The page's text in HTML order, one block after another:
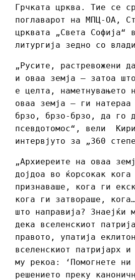
Грчката црква. Тие се
поглаварот на МПЦ-ОА,
црквата „Света Софија“
литургија зедно со
„Русите, растревожени
и оваа земја – затоа
е целта, наметнувањето
оваа земја – ги
брзо, брзо-брзо, да го
псевдотомос“, вели
интервјуто за „360
„Архиереите на оваа
дојдоа во ќорсокак
признаваше, кога ги
кога ги затвораше,
што направија? Знаејќи
дека вселенскиот
правото, упатија
вселенскиот патријарх
му рекоа: ‘Помогнете
решението преку